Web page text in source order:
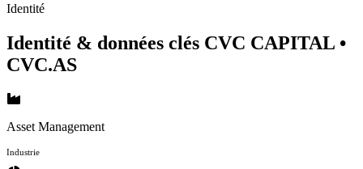
Identité
Identité & données clés CVC CAPITAL •
CVC.AS
Asset Management
Industrie